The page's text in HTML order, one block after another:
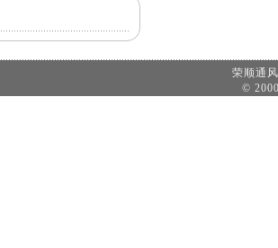
荣顺通
©